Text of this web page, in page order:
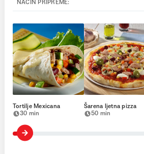
NAČIN PRIPREME:
Tortilje Mexicana
30 min
Šarena ljetna pizza
50 min